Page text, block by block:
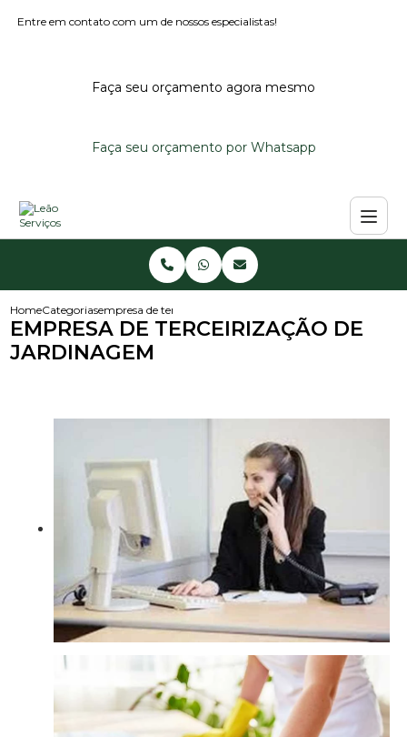
Entre em contato com um de nossos especialistas!
Faça seu orçamento agora mesmo
Faça seu orçamento por Whatsapp
HomeCategoriasempresa de terceirizacao de jardinagem
EMPRESA DE TERCEIRIZAÇÃO DE
JARDINAGEM